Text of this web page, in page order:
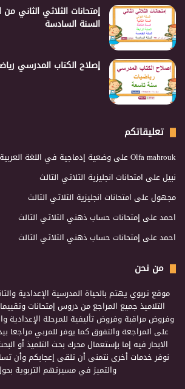
إمتحانات الثلاثي الثاني
السنة السادسة
إصلاح الكتاب المدرسي
تعليقاتكم
Olfa mahroukعلى وضعية إدماجية في اللغة
نبيلعلى امتحانات انجليزية الثلاثي الثالث
مجهولعلى امتحانات انجليزية الثلاثي الثالث
احمدعلى إمتحانات حساب ذهني الثلاثي الثالث
احمدعلى إمتحانات حساب ذهني الثلاثي الثالث
من نحن
موقع تربوي يهتم بالحياة المدرسية الإعدادية
التلاميذ جميع المراجع من دروس إمتحانات
وفروض مراقبة وفروض تأليفية للمرحلة الإعدادية
على المراجعة والتفوق كما يوفر للمربي مراجعا
الابحار فيه إما بإستعمال محرك بحث التلميذ أو
نوفر خدمات أخرى نتمنى أن تلقى إعجابكم وأن
والتميز في مسيرتهم التربوية